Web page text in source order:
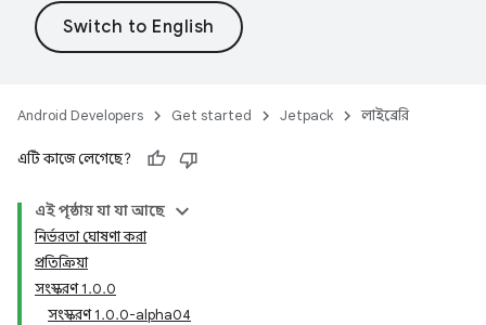
Android Developers Get started Jetpack লাইব্রেরি
এটি কাজে লেগেছে?
এই পৃষ্ঠায় যা যা আছে
নির্ভরতা ঘোষণা করা
প্রতিক্রিয়া
সংস্করণ 1.0.0
সংস্করণ 1.0.0-alpha04